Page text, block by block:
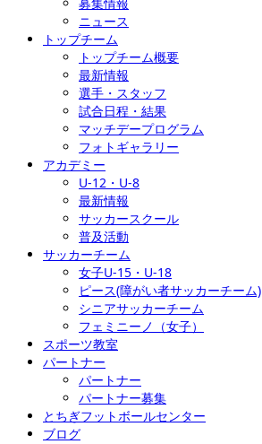
ニュース
トップチーム
トップチーム概要
最新情報
選手・スタッフ
試合日程・結果
マッチデープログラム
フォトギャラリー
アカデミー
U-12・U-8
最新情報
サッカースクール
普及活動
サッカーチーム
女子U-15・U-18
ピース(障がい者サッカーチーム)
シニアサッカーチーム
フェミニーノ（女子）
スポーツ教室
パートナー
パートナー
パートナー募集
とちぎフットボールセンター
ブログ